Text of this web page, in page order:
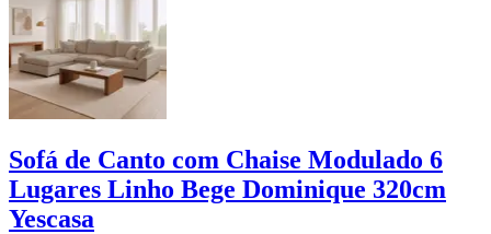
Sofá de Canto com Chaise Modulado 6
Lugares Linho Bege Dominique 320cm
Yescasa